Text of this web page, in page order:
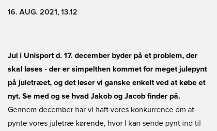
16. AUG. 2021, 13.12
Jul i Unisport d. 17. december byder på et problem, der
skal løses - der er simpelthen kommet for meget julepynt
på juletræet, og det løser vi ganske enkelt ved at købe et
nyt. Se med og se hvad Jakob og Jacob finder på.
Gennem december har vi haft vores konkurrence om at
pynte vores juletræ kørende, hvor I kan sende pynt ind til